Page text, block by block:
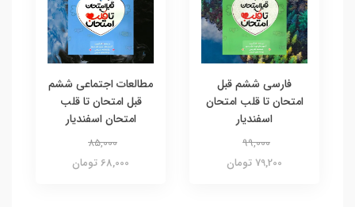
فارسی ششم قبل
امتحان تا قلب امتحان
اسفندیار
99,000
79,200 تومان
مطالعات اجتماعی ششم
قبل امتحان تا قلب
امتحان اسفندیار
85,000
68,000 تومان